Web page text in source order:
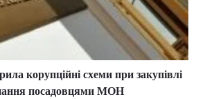
корупційні схеми при закупівлі
посадовцями МОН